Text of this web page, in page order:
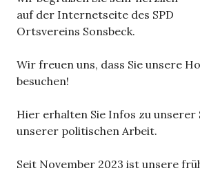
auf der Internetseite des SPD
Ortsvereins Sonsbeck.
Wir freuen uns, dass Sie unsere
besuchen!
Hier erhalten Sie Infos zu unserer
unserer politischen Arbeit.
Seit November 2023 ist unsere